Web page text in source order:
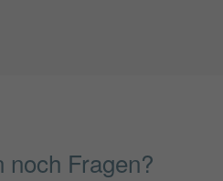
noch Fragen?